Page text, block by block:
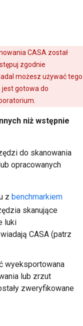
CASA został
zgodnie
możesz używać tego
jest gotowa do
niż wstępnie
do skanowania
opracowanych
z benchmarkiem
skanujące
luki
CASA (patrz
wyeksportowana
lub zrzut
zweryfikowane